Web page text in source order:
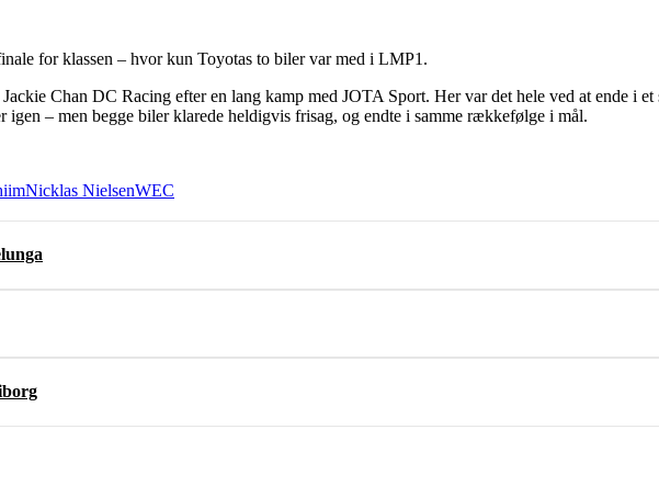
for klassen – hvor kun Toyotas to biler var med i LMP1.
Chan DC Racing efter en lang kamp med JOTA Sport. Her var det hele ved at ende i et
– men begge biler klarede heldigvis frisag, og endte i samme rækkefølge i mål.
Nicklas NielsenWEC